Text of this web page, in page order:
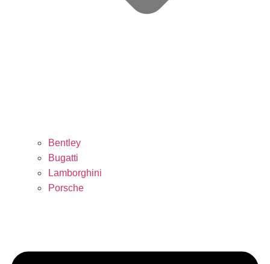
Bentley
Bugatti
Lamborghini
Porsche